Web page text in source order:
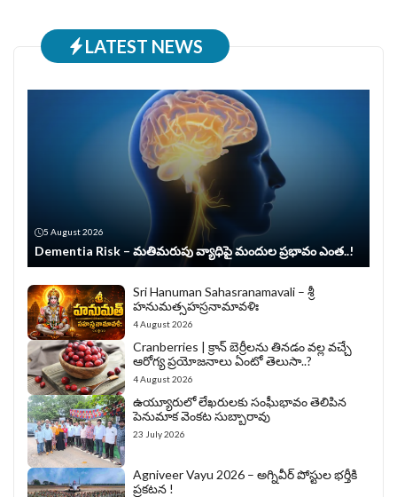
LATEST NEWS
5 August 2026
Dementia Risk – మతిమరుపు వ్యాధిపై మందుల ప్రభావం ఎంత..!
Sri Hanuman Sahasranamavali – శ్రీ
హనుమత్సహస్రనామావళిః
4 August 2026
Cranberries | క్రాన్ బెర్రీల‌ను తిన‌డం వ‌ల్ల వచ్చే
ఆరోగ్య ప్రయోజనాలు ఏంటో తెలుసా..?
4 August 2026
ఉయ్యూరులో లేఖరులకు సంఘీభావం తెలిపిన
పెనుమాక వెంకట సుబ్బారావు
23 July 2026
Agniveer Vayu 2026 – అగ్నివీర్‌ పోస్టుల భర్తీకి
ప్రకటన !